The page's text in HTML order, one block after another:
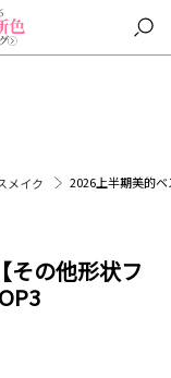
メイク 2026上半期美的
その他形状フ